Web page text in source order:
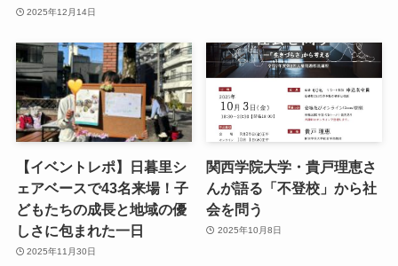
2025年12月14日
【イベントレポ】日暮里シ
ェアベースで43名来場！子
どもたちの成長と地域の優
しさに包まれた一日
2025年11月30日
関西学院大学・貴戸理恵さ
んが語る「不登校」から社
会を問う
2025年10月8日